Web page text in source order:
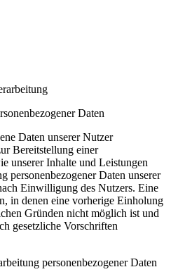
Daten
Daten unserer Nutzer
Bereitstellung einer
unserer Inhalte und Leistungen
personenbezogener Daten unserer
Einwilligung des Nutzers. Eine
in denen eine vorherige Einholung
Gründen nicht möglich ist und
gesetzliche Vorschriften
personenbezogener Daten